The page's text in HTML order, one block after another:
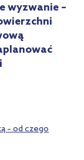
wyzwanie –
– od czego